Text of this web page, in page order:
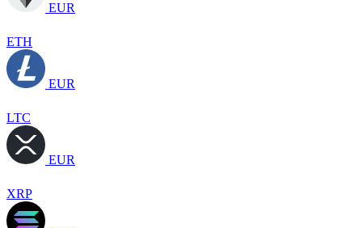
EUR
ETH
EUR
LTC
EUR
XRP